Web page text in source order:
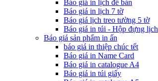
Báo giá in lịch để bàn
Báo giá in lịch 7 tờ
Báo giá lịch treo tường 5 tờ
Báo giá in túi - Hộp đựng lịch
Báo giá sản phẩm in ấn
báo giá in thiệp chúc tết
Báo giá in Name Card
Báo giá in catalogue A4
Báo giá in túi giấy